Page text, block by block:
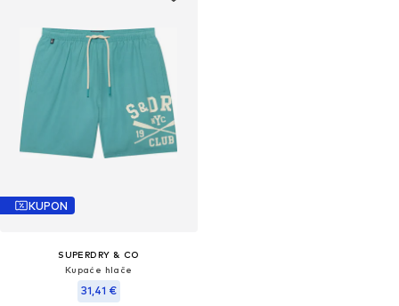
KUPON
SUPERDRY & CO
Kupaće hlače
31,41 €